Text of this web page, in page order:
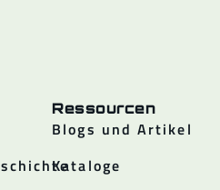
Ressourcen
Blogs und Artikel
Kataloge